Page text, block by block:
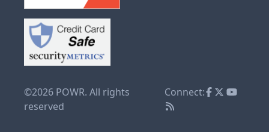
©2026 POWR. All rights
reserved
Connect: